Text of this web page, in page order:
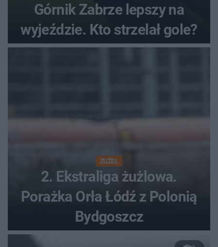
Górnik Zabrze lepszy na
wyjeździe. Kto strzelał gole?
ŻUŻEL
2. Ekstraliga żużlowa.
Porażka Orła Łódź z Polonią
Bydgoszcz